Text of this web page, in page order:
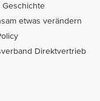
Geschichte
etwas verändern
Direktvertrieb